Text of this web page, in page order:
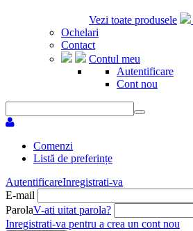
Vezi toate produsele
Ochelari
Contact
Contul meu
Autentificare
Cont nou
Comenzi
Listă de preferințe
AutentificareInregistrati-va
E-mail
ParolaV-ati uitat parola?
Inregistrati-va pentru a crea un cont nou